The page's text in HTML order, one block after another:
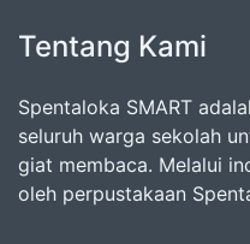
Tentang Kami
Spentaloka SMART
seluruh warga sekolah
giat membaca. Melalui
oleh perpustakaan